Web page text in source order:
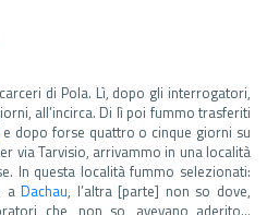
di Pola. Lì, dopo gli interrogatori,
all’incirca. Di lì poi fummo trasferiti
e dopo forse quattro o cinque giorni su
via Tarvisio, arrivammo in una località
In questa località fummo selezionati:
aDachau, l’altra [parte] non so dove,
che, non so, avevano aderito…